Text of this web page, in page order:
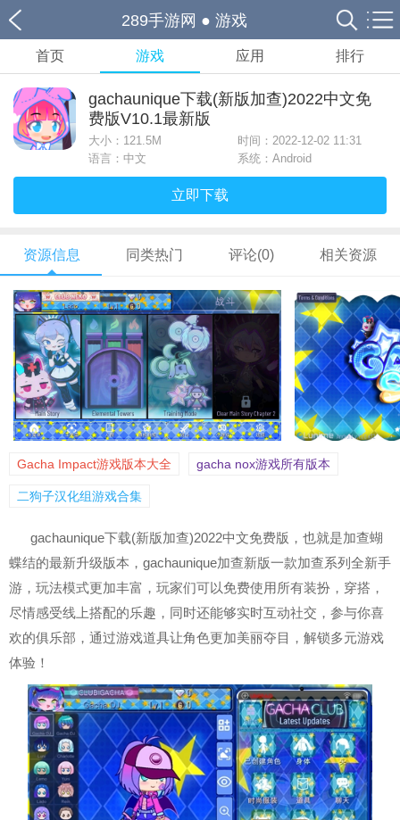
289手游网 ● 游戏
首页 游戏 应用 排行
gachaunique下载(新版加查)2022中文免
费版V10.1最新版
大小： 121.5M
时间：2022-12-02 11:31
语言：中文
系统：Android
立即下载
资源信息 同类热门 评论(0) 相关资源
Gacha Impact游戏版本大全 gacha nox游戏所有版本
二狗子汉化组游戏合集
gachaunique下载(新版加查)2022中文免费版，也就是加查蝴
蝶结的最新升级版本，gachaunique加查新版一款加查系列全新手
游，玩法模式更加丰富，玩家们可以免费使用所有装扮，穿搭，
尽情感受线上搭配的乐趣，同时还能够实时互动社交，参与你喜
欢的俱乐部，通过游戏道具让角色更加美丽夺目，解锁多元游戏
体验！